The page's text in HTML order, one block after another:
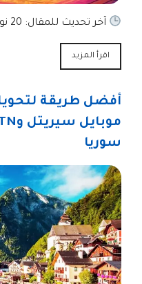
آخر تحديث للمقال: 20 نوفمبر, 2024 في أحد الأيام…
اقرأ المزيد
أفضل طريقة
سوريا